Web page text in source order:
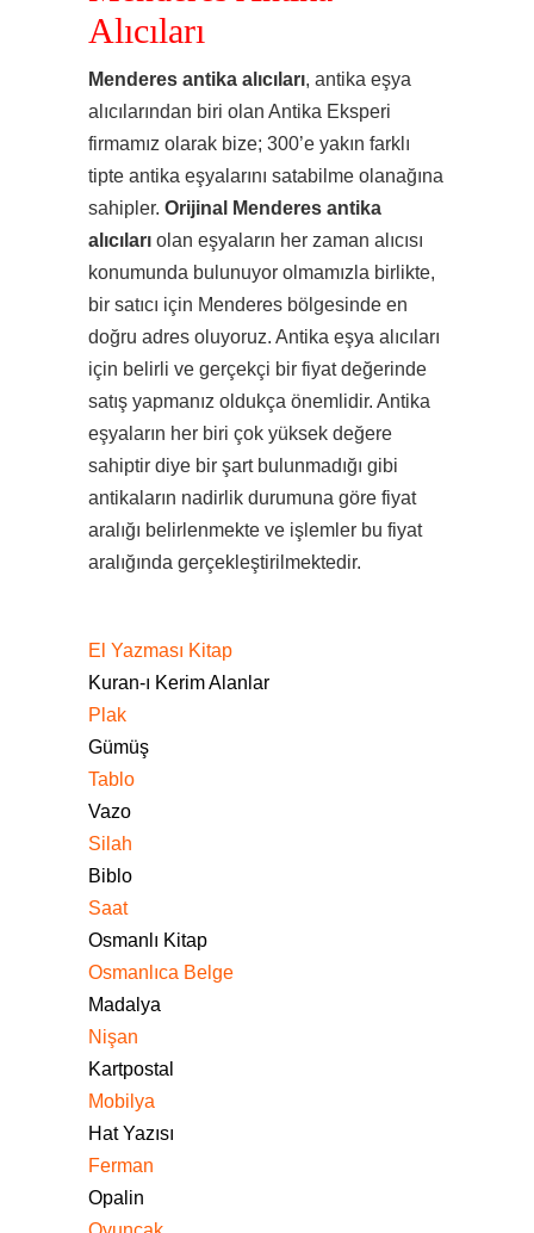
Alıcıları
Menderes antika alıcıları, antika eşya
alıcılarından biri olan Antika Eksperi
firmamız olarak bize; 300’e yakın farklı
tipte antika eşyalarını satabilme olanağına
sahipler. Orijinal Menderes antika
alıcıları olan eşyaların her zaman alıcısı
konumunda bulunuyor olmamızla birlikte,
bir satıcı için Menderes bölgesinde en
doğru adres oluyoruz. Antika eşya alıcıları
için belirli ve gerçekçi bir fiyat değerinde
satış yapmanız oldukça önemlidir. Antika
eşyaların her biri çok yüksek değere
sahiptir diye bir şart bulunmadığı gibi
antikaların nadirlik durumuna göre fiyat
aralığı belirlenmekte ve işlemler bu fiyat
aralığında gerçekleştirilmektedir.
El Yazması Kitap
Kuran-ı Kerim Alanlar
Plak
Gümüş
Tablo
Vazo
Silah
Biblo
Saat
Osmanlı Kitap
Osmanlıca Belge
Madalya
Nişan
Kartpostal
Mobilya
Hat Yazısı
Ferman
Opalin